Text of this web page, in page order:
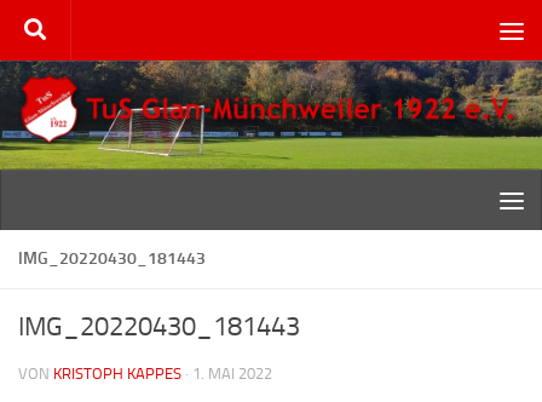
Zum Inhalt springen
IMG_20220430_181443
IMG_20220430_181443
VON KRISTOPH KAPPES · 1. MAI 2022